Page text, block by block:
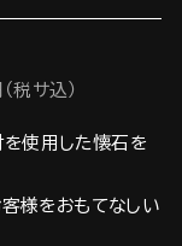
サ込）
使用した懐石を
様をおもてなしい